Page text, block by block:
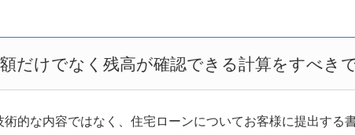
だけでなく残高が確認できる計算をすべき
的な内容ではなく、住宅ローンについてお客様に提出する